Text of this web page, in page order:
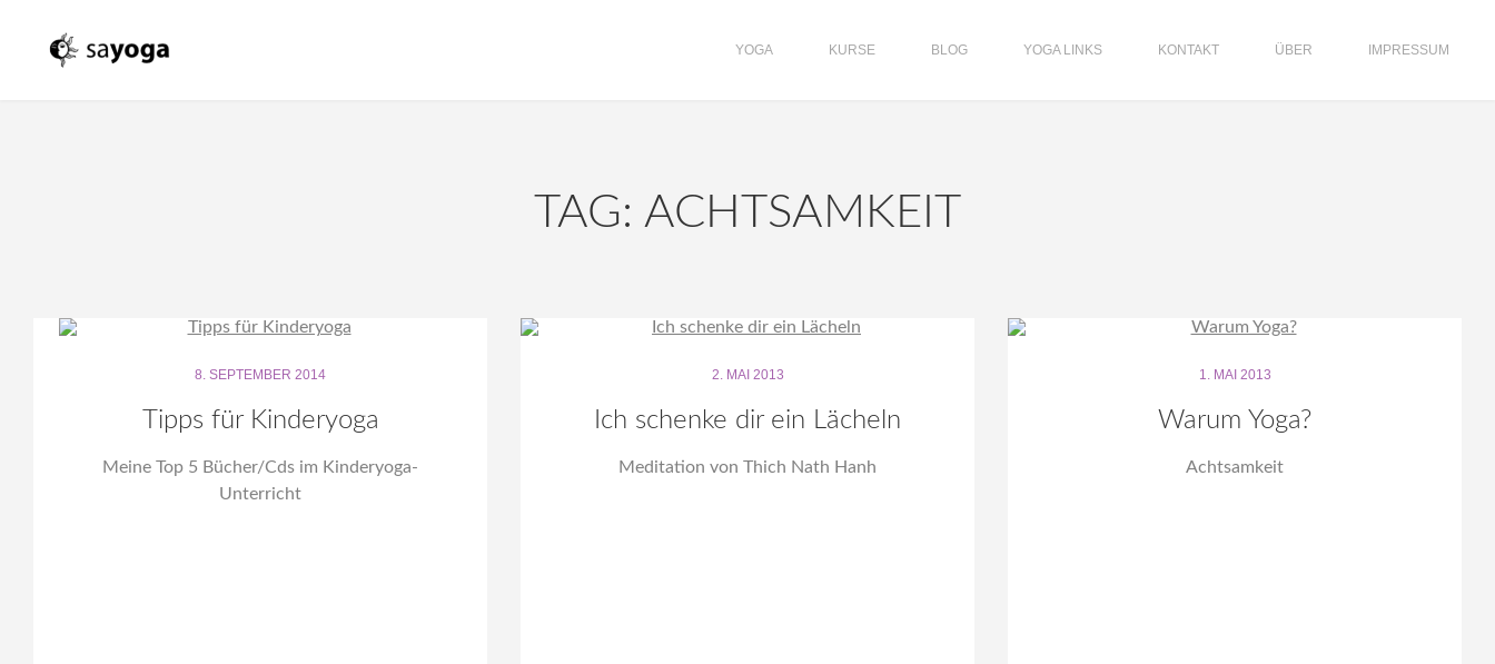
YOGA KURSE BLOG YOGA LINKS KONTAKT ÜBER IMPRESSUM
TAG: ACHTSAMKEIT
8. SEPTEMBER 2014
Tipps für Kinderyoga
Meine Top 5 Bücher/Cds im Kinderyoga-
Unterricht
2. MAI 2013
Ich schenke dir ein Lächeln
Meditation von Thich Nath Hanh
1. MAI 2013
Warum Yoga?
Achtsamkeit